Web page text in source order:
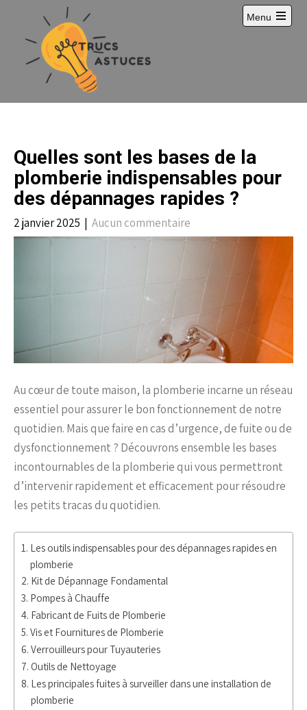
o
Menu
Quelles sont les bases de la
plomberie indispensables pour
des dépannages rapides ?
2 janvier 2025 | Aucun commentaire
Au cœur de toute maison, la plomberie incarne un réseau
essentiel pour assurer le bon fonctionnement de notre
quotidien. Mais que faire en cas d’urgence, de fuite ou de
dysfonctionnement ? Découvrons ensemble les bases
incontournables de la plomberie qui vous permettront
d’intervenir rapidement et efficacement pour résoudre
les petits tracas du quotidien.
Les outils indispensables pour des dépannages rapides en
plomberie
Kit de Dépannage Fondamental
Pompes à Chauffe
Fabricant de Fuits de Plomberie
Vis et Fournitures de Plomberie
Verrouilleurs pour Tuyauteries
Outils de Nettoyage
Les principales fuites à surveiller dans une installation de
plomberie